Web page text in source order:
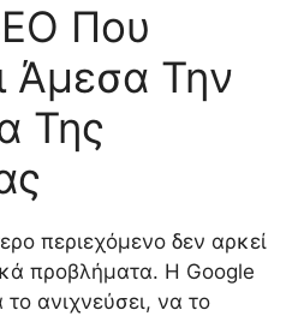
Που
Άμεσα Την
Της
περιεχόμενο δεν αρκεί
προβλήματα. Η Google
ανιχνεύσει, να το